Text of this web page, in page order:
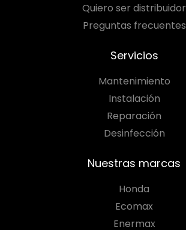
Quiero ser distribuidor
Preguntas frecuentes
Servicios
Mantenimiento
Instalación
Reparación
Desinfección
Nuestras marcas
Honda
Ecomax
Enermax